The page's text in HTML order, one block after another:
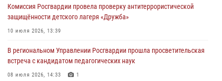
безопасности во время празднования Дня ВДВ
02 августа 2026, 13:28
улицу Труда
31 июля 2026, 13:53
Комиссия Росгвардии провела проверку антитеррористической
защищённости детского лагеря «Дружба»
10 июля 2026, 13:39
В региональном Управлении Росгвардии прошла просветительская
встреча с кандидатом педагогических наук
08 июля 2026, 14:33 1